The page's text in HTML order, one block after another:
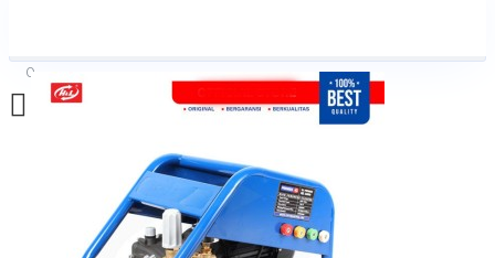
0
Daftar belanja Anda kosong!